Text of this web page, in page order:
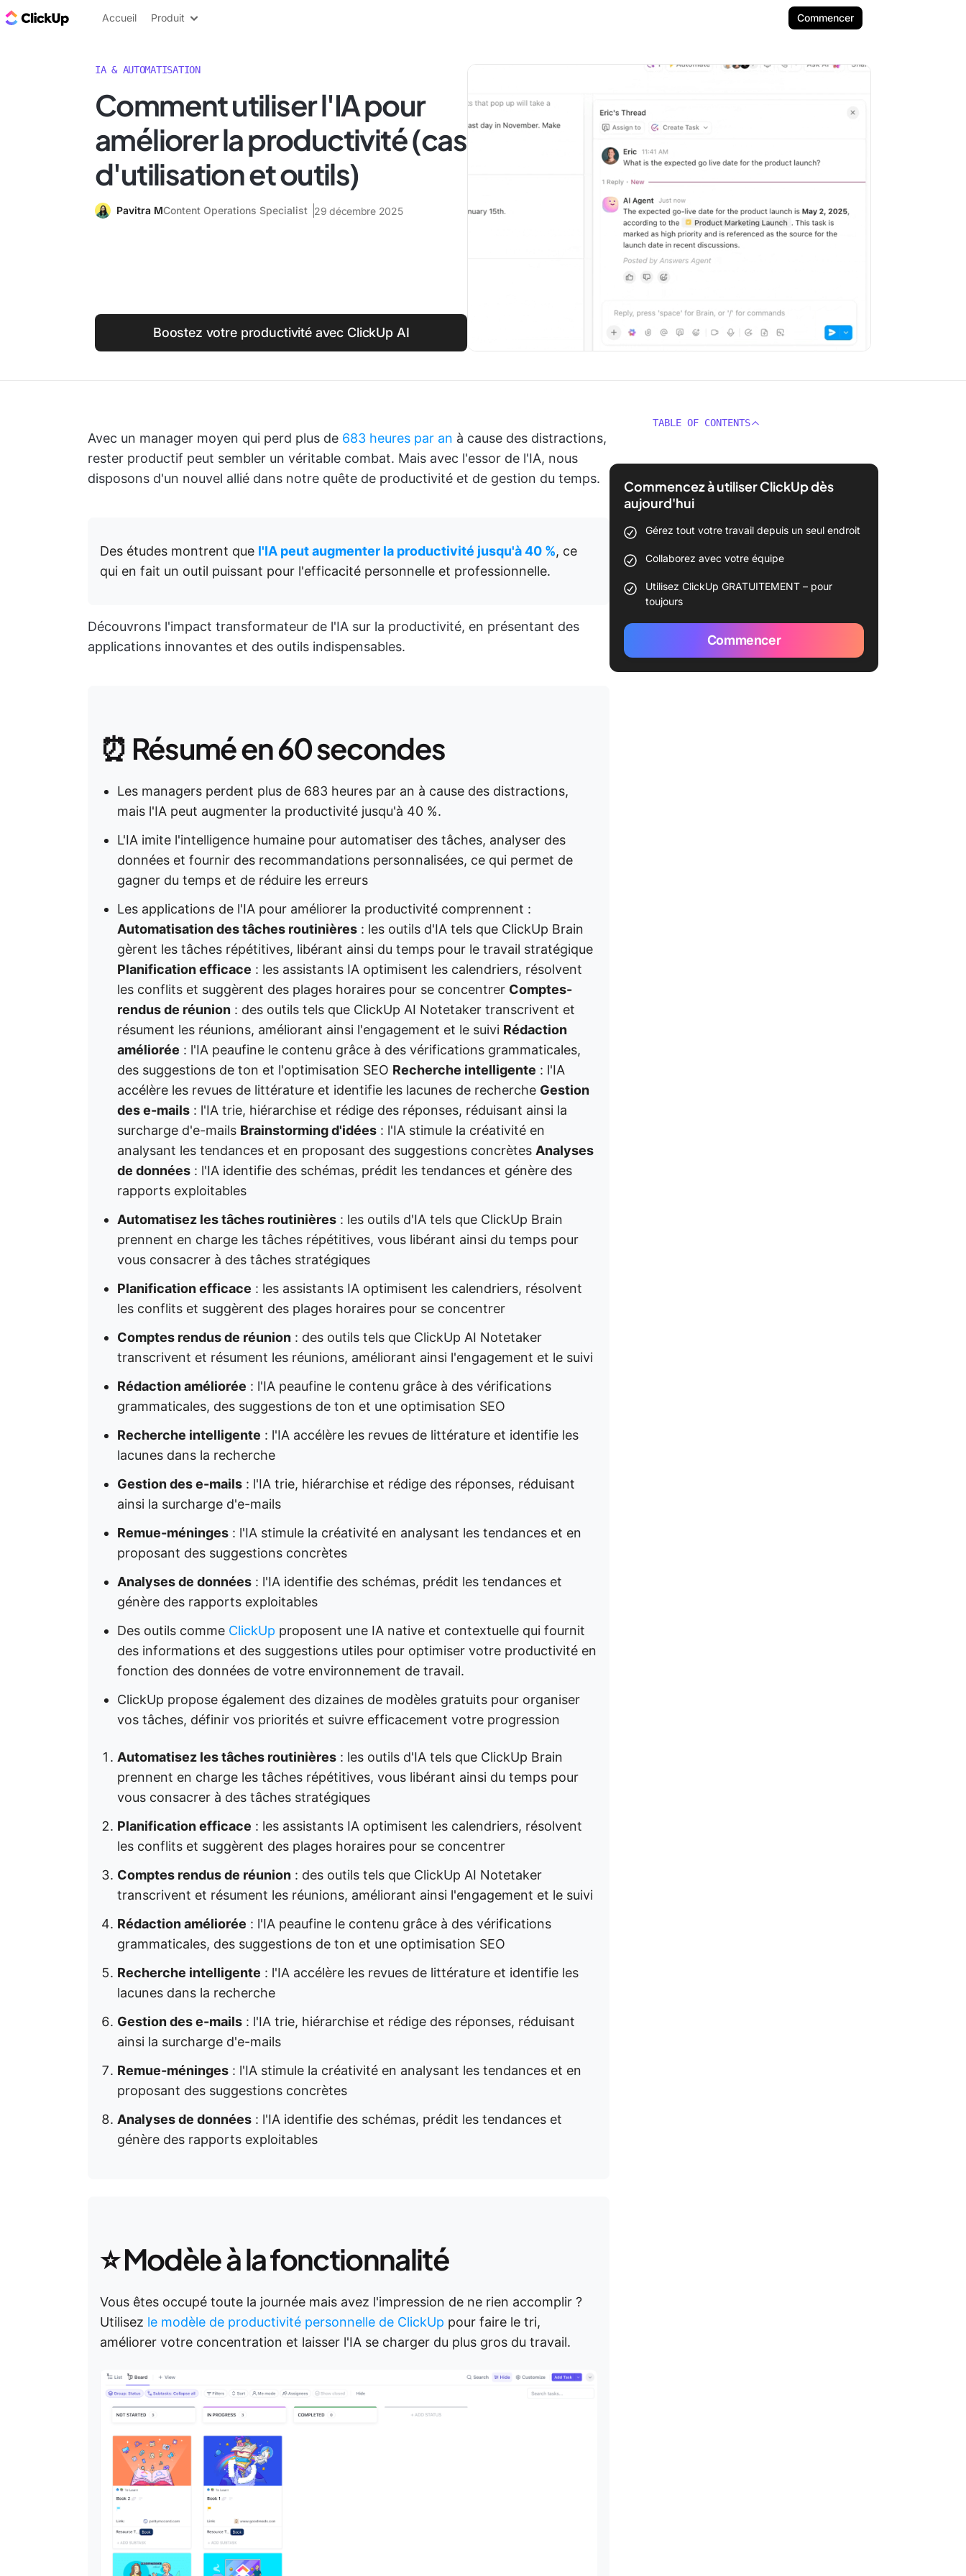
ClickUp Blog
Accueil Produit Commencer
IA & AUTOMATISATION
Comment utiliser l'IA pour
améliorer la productivité (cas
d'utilisation et outils)
Pavitra MContent Operations Specialist 29 décembre 2025
Boostez votre productivité avec ClickUp AI
Avec un manager moyen qui perd plus de 683 heures par an à cause des distractions,
rester productif peut sembler un véritable combat. Mais avec l'essor de l'IA, nous
disposons d'un nouvel allié dans notre quête de productivité et de gestion du temps.
Des études montrent que l'IA peut augmenter la productivité jusqu'à 40 %, ce
qui en fait un outil puissant pour l'efficacité personnelle et professionnelle.
Découvrons l'impact transformateur de l'IA sur la productivité, en présentant des
applications innovantes et des outils indispensables.
⏰ Résumé en 60 secondes
Les managers perdent plus de 683 heures par an à cause des distractions,
mais l'IA peut augmenter la productivité jusqu'à 40 %.
L'IA imite l'intelligence humaine pour automatiser des tâches, analyser des
données et fournir des recommandations personnalisées, ce qui permet de
gagner du temps et de réduire les erreurs
Les applications de l'IA pour améliorer la productivité comprennent :
Automatisation des tâches routinières : les outils d'IA tels que ClickUp Brain
gèrent les tâches répétitives, libérant ainsi du temps pour le travail stratégique
Planification efficace : les assistants IA optimisent les calendriers, résolvent
les conflits et suggèrent des plages horaires pour se concentrer Comptes-
rendus de réunion : des outils tels que ClickUp AI Notetaker transcrivent et
résument les réunions, améliorant ainsi l'engagement et le suivi Rédaction
améliorée : l'IA peaufine le contenu grâce à des vérifications grammaticales,
des suggestions de ton et l'optimisation SEO Recherche intelligente : l'IA
accélère les revues de littérature et identifie les lacunes de recherche Gestion
des e-mails : l'IA trie, hiérarchise et rédige des réponses, réduisant ainsi la
surcharge d'e-mails Brainstorming d'idées : l'IA stimule la créativité en
analysant les tendances et en proposant des suggestions concrètes Analyses
de données : l'IA identifie des schémas, prédit les tendances et génère des
rapports exploitables
Automatisez les tâches routinières : les outils d'IA tels que ClickUp Brain
prennent en charge les tâches répétitives, vous libérant ainsi du temps pour
vous consacrer à des tâches stratégiques
Planification efficace : les assistants IA optimisent les calendriers, résolvent
les conflits et suggèrent des plages horaires pour se concentrer
Comptes rendus de réunion : des outils tels que ClickUp AI Notetaker
transcrivent et résument les réunions, améliorant ainsi l'engagement et le suivi
Rédaction améliorée : l'IA peaufine le contenu grâce à des vérifications
grammaticales, des suggestions de ton et une optimisation SEO
Recherche intelligente : l'IA accélère les revues de littérature et identifie les
lacunes dans la recherche
Gestion des e-mails : l'IA trie, hiérarchise et rédige des réponses, réduisant
ainsi la surcharge d'e-mails
Remue-méninges : l'IA stimule la créativité en analysant les tendances et en
proposant des suggestions concrètes
Analyses de données : l'IA identifie des schémas, prédit les tendances et
génère des rapports exploitables
Des outils comme ClickUp proposent une IA native et contextuelle qui fournit
des informations et des suggestions utiles pour optimiser votre productivité en
fonction des données de votre environnement de travail.
ClickUp propose également des dizaines de modèles gratuits pour organiser
vos tâches, définir vos priorités et suivre efficacement votre progression
Automatisez les tâches routinières : les outils d'IA tels que ClickUp Brain
prennent en charge les tâches répétitives, vous libérant ainsi du temps pour
vous consacrer à des tâches stratégiques
Planification efficace : les assistants IA optimisent les calendriers, résolvent
les conflits et suggèrent des plages horaires pour se concentrer
Comptes rendus de réunion : des outils tels que ClickUp AI Notetaker
transcrivent et résument les réunions, améliorant ainsi l'engagement et le suivi
Rédaction améliorée : l'IA peaufine le contenu grâce à des vérifications
grammaticales, des suggestions de ton et une optimisation SEO
Recherche intelligente : l'IA accélère les revues de littérature et identifie les
lacunes dans la recherche
Gestion des e-mails : l'IA trie, hiérarchise et rédige des réponses, réduisant
ainsi la surcharge d'e-mails
Remue-méninges : l'IA stimule la créativité en analysant les tendances et en
proposant des suggestions concrètes
Analyses de données : l'IA identifie des schémas, prédit les tendances et
génère des rapports exploitables
⭐ Modèle à la fonctionnalité
Vous êtes occupé toute la journée mais avez l'impression de ne rien accomplir ?
Utilisez le modèle de productivité personnelle de ClickUp pour faire le tri,
améliorer votre concentration et laisser l'IA se charger du plus gros du travail.
TABLE OF CONTENTS
Commencez à utiliser ClickUp dès
aujourd'hui
Gérez tout votre travail depuis un seul endroit
Collaborez avec votre équipe
Utilisez ClickUp GRATUITEMENT – pour
toujours
Commencer